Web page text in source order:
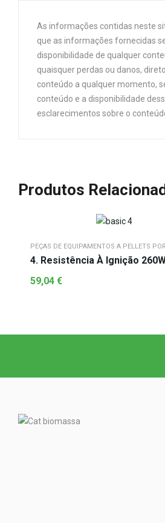
As informações contidas neste
que as informações fornecidas
disponibilidade de qualquer
quaisquer perdas ou danos,
conteúdo a qualquer momento,
conteúdo e a disponibilidade
esclarecimentos sobre o
Produtos
PEÇAS DE EQUIPAMENTOS A PELLETS
4. Resistência À Ignição
59,04 €